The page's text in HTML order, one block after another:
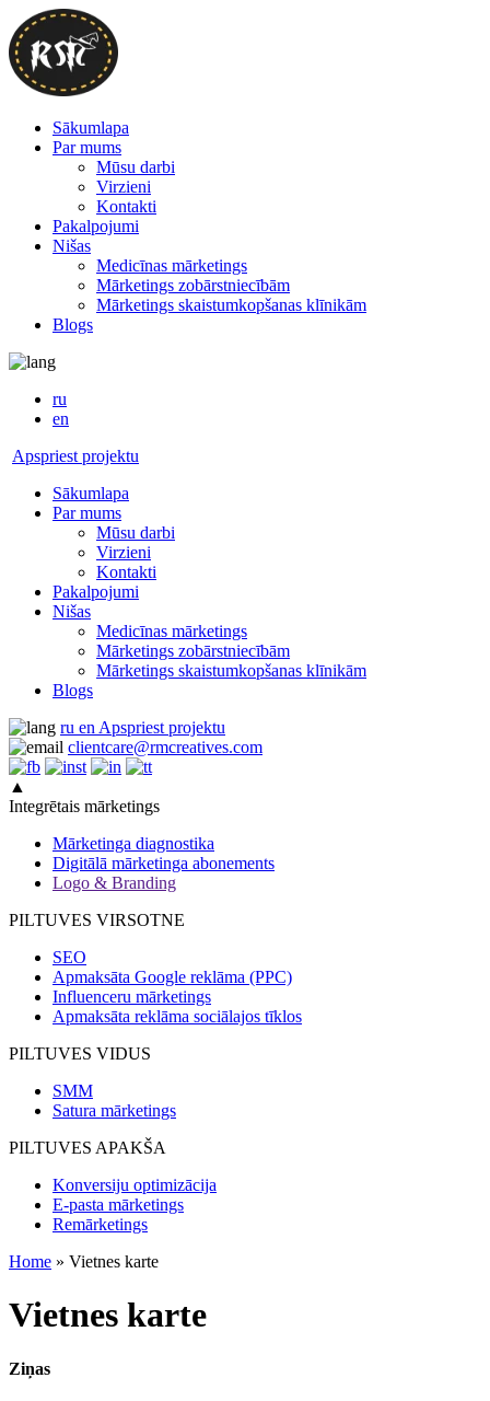
Sākumlapa
Par mums
Mūsu darbi
Virzieni
Kontakti
Pakalpojumi
Nišas
Medicīnas mārketings
Mārketings zobārstniecībām
Mārketings skaistumkopšanas klīnikām
Blogs
ru
en
Apspriest projektu
Sākumlapa
Par mums
Mūsu darbi
Virzieni
Kontakti
Pakalpojumi
Nišas
Medicīnas mārketings
Mārketings zobārstniecībām
Mārketings skaistumkopšanas klīnikām
Blogs
ru en Apspriest projektu
clientcare@rmcreatives.com
▲
Integrētais mārketings
Mārketinga diagnostika
Digitālā mārketinga abonements
Logo & Branding
PILTUVES VIRSOTNE
SEO
Apmaksāta Google reklāma (PPC)
Influenceru mārketings
Apmaksāta reklāma sociālajos tīklos
PILTUVES VIDUS
SMM
Satura mārketings
PILTUVES APAKŠA
Konversiju optimizācija
E-pasta mārketings
Remārketings
Home » Vietnes karte
Vietnes karte
Ziņas